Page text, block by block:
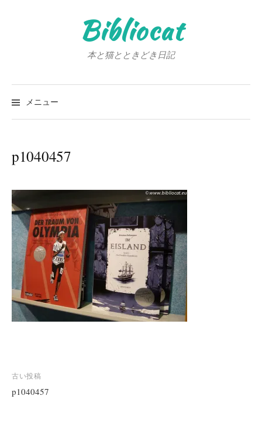
キ
Bibliocat
本と猫とときどき日記
メニュー
検
p1040457
投
稿
古い投稿
p1040457